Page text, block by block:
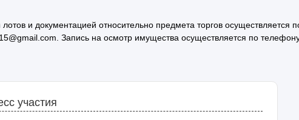
и документацией относительно предмета торгов осуществляется
Запись на осмотр имущества осуществляется по
участия